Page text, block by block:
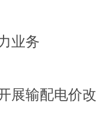
业务
展输配电价改